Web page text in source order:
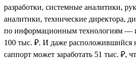
разработки, системные аналитики,
аналитики, технические директора,
по информационным технологиям —
100 тыс. ₽. И даже расположившийся
саппорт может заработать 51 тыс. ₽,